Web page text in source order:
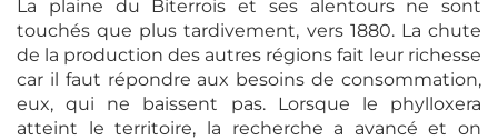
La plaine du Biterrois et ses alentours ne sont
touchés que plus tardivement, vers 1880. La chute
de la production des autres régions fait leur richesse
car il faut répondre aux besoins de consommation,
eux, qui ne baissent pas. Lorsque le phylloxera
atteint le territoire, la recherche a avancé et on